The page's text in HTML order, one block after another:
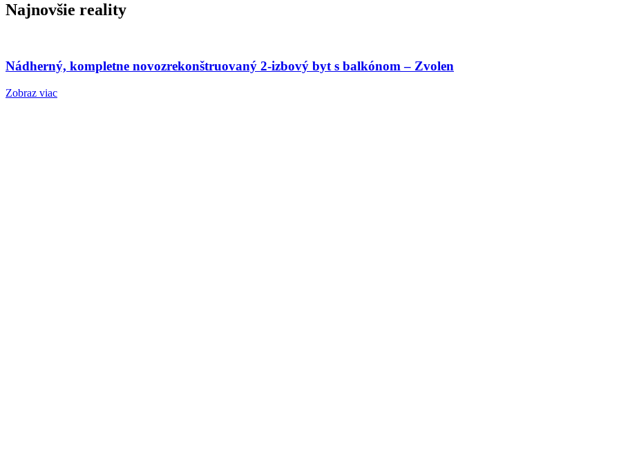
Najnovšie reality
Nádherný, kompletne novozrekonštruovaný 2-izbový byt s balkónom – Zvolen
Zobraz viac